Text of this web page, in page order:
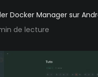
Docker Manager sur
de lecture